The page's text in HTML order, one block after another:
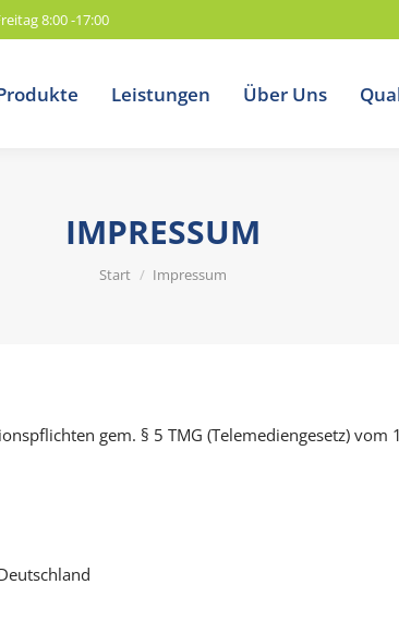
8:00 -17:00
Leistungen Über Uns
IMPRESSUM
Sie befinden sich hier:
Start Impressum
gem. § 5 TMG (Telemediengesetz)